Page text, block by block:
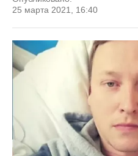
25 марта 2021, 16:40